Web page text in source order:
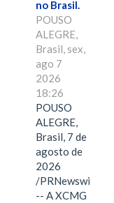
no Brasil.
POUSO
ALEGRE,
Brasil, sex,
ago 7
2026
18:26
POUSO
ALEGRE,
Brasil, 7 de
agosto de
2026
/PRNewswire/
-- A XCMG